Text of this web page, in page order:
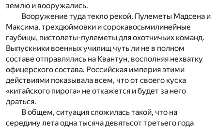
землю и вооружались.
Вооружение туда текло рекой. Пулеметы Мадсена и
Максима, трехдюймовки и сорокавосьмилинейные
гаубицы, пистолеты-пулеметы для охотничьих команд.
Выпускники военных училищ чуть ли не в полном
составе отправлялись на Квантун, восполняя нехватку
офицерского состава. Российская империя этими
действиями показывала всем, что от своего куска
«китайского пирога» не откажется и будет за него
драться.
В общем, ситуация сложилась такой, что на
середину лета одна тысяча девятьсот третьего года